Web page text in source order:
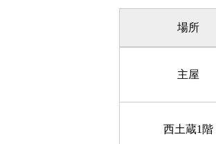
場所
主屋
西土蔵1階